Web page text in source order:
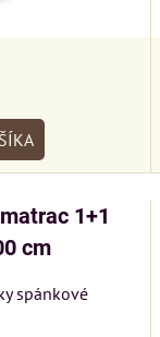
1+1
cm
spánkové